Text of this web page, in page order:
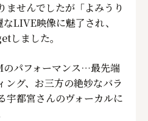
ませんでしたが「よみうり
LIVE映像に魅了され、
しました。
パフォーマンス…最先端
ング、お三方の絶妙なバラ
宇都宮さんのヴォーカルに